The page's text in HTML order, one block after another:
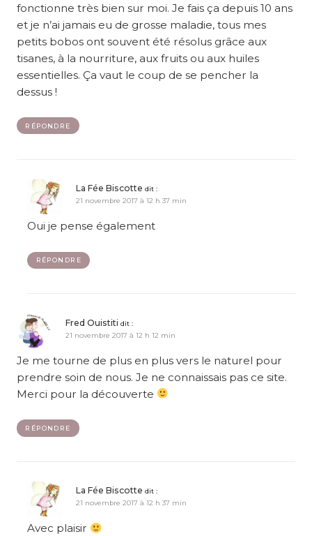
fonctionne très bien sur moi. Je fais ça depuis 10 ans
et je n’ai jamais eu de grosse maladie, tous mes
petits bobos ont souvent été résolus grâce aux
tisanes, à la nourriture, aux fruits ou aux huiles
essentielles. Ça vaut le coup de se pencher la
dessus !
RÉPONDRE
La Fée Biscotte dit :
21 novembre 2017 à 12 h 37 min
Oui je pense également
RÉPONDRE
Fred Ouistiti dit :
21 novembre 2017 à 12 h 12 min
Je me tourne de plus en plus vers le naturel pour
prendre soin de nous. Je ne connaissais pas ce site.
Merci pour la découverte
RÉPONDRE
La Fée Biscotte dit :
21 novembre 2017 à 12 h 37 min
Avec plaisir